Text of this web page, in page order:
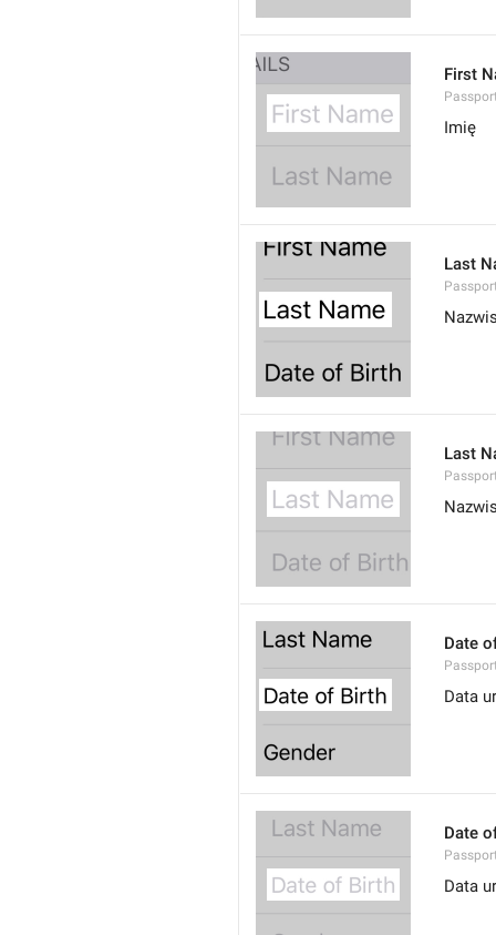
First
Imię
Last
Last
Date
Data
Date
Data